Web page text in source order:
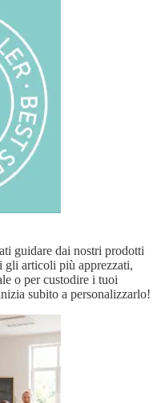
guidare dai nostri prodotti
articoli più apprezzati,
o per custodire i tuoi
subito a personalizzarlo!